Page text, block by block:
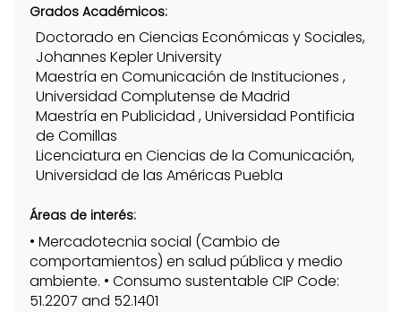
Grados Académicos:
Doctorado en Ciencias Económicas y Sociales,
Johannes Kepler University
Maestría en Comunicación de Instituciones ,
Universidad Complutense de Madrid
Maestría en Publicidad , Universidad Pontificia
de Comillas
Licenciatura en Ciencias de la Comunicación,
Universidad de las Américas Puebla
Áreas de interés:
• Mercadotecnia social (Cambio de
comportamientos) en salud pública y medio
ambiente. • Consumo sustentable CIP Code:
51.2207 and 52.1401